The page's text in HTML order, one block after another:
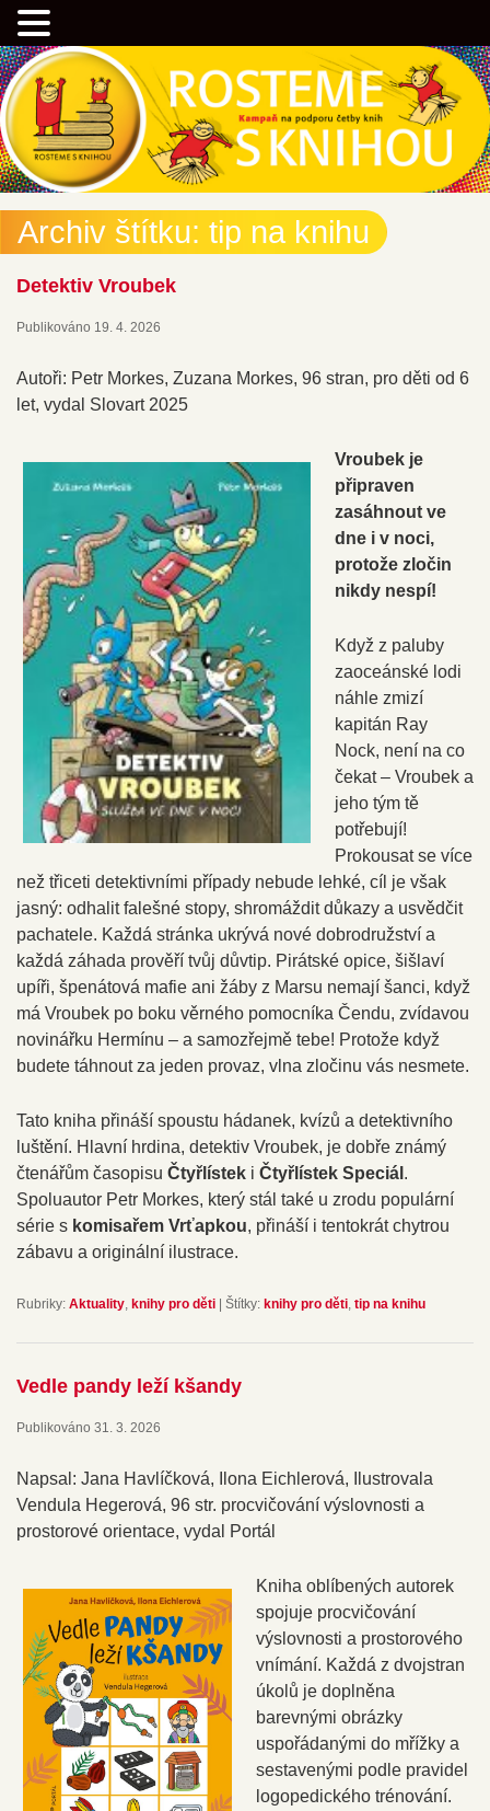
Přejít
k
hlavnímu
obsahu
webu
Přejít
k
obsahu
postranního
panelu
Rostemesknihou.cz
Kampaň na podporu četby knih
Archiv štítku: tip na knihu
Detektiv Vroubek
Publikováno 19. 4. 2026
Autoři: Petr Morkes, Zuzana Morkes, 96 stran, pro děti od 6
let, vydal Slovart 2025
Vroubek je
připraven
zasáhnout ve
dne i v noci,
protože zločin
nikdy nespí!
Když z paluby
zaoceánské lodi
náhle zmizí
kapitán Ray
Nock, není na co
čekat – Vroubek a
jeho tým tě
potřebují!
Prokousat se více
než třiceti detektivními případy nebude lehké, cíl je však
jasný: odhalit falešné stopy, shromáždit důkazy a usvědčit
pachatele. Každá stránka ukrývá nové dobrodružství a
každá záhada prověří tvůj důvtip. Pirátské opice, šišlaví
upíři, špenátová mafie ani žáby z Marsu nemají šanci, když
má Vroubek po boku věrného pomocníka Čendu, zvídavou
novinářku Hermínu – a samozřejmě tebe! Protože když
budete táhnout za jeden provaz, vlna zločinu vás nesmete.
Tato kniha přináší spoustu hádanek, kvízů a detektivního
luštění. Hlavní hrdina, detektiv Vroubek, je dobře známý
čtenářům časopisu Čtyřlístek i Čtyřlístek Speciál .
Spoluautor Petr Morkes, který stál také u zrodu populární
série s komisařem Vrťapkou, přináší i tentokrát chytrou
zábavu a originální ilustrace.
Rubriky: Aktuality knihy pro děti | Štítky: knihy pro děti tip na knihu
Vedle pandy leží kšandy
Publikováno 31. 3. 2026
Napsal: Jana Havlíčková, Ilona Eichlerová, Ilustrovala
Vendula Hegerová, 96 str. procvičování výslovnosti a
prostorové orientace, vydal Portál
Kniha oblíbených autorek
spojuje procvičování
výslovnosti a prostorového
vnímání. Každá z dvojstran
úkolů je doplněna
barevnými obrázky
uspořádanými do mřížky a
sestavenými podle pravidel
logopedického trénování.